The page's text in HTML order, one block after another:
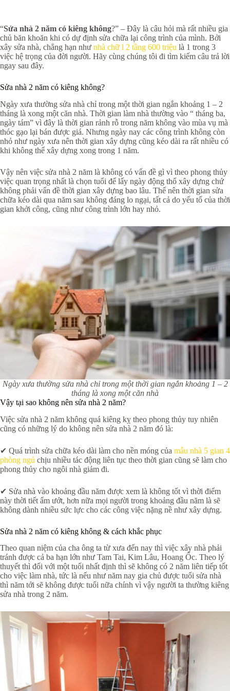
“Sửa nhà 2 năm có kiêng không?” – Đây là câu hỏi mà rất nhiều gia
chủ băn khoăn khi có dự định sửa chữa lại công trình của mình. Bởi
xây sửa nhà, chẳng hạn như nhà chữ l 2 tầng 600 triệu là 1 trong 3
việc hệ trọng của đời người. Hãy cùng chúng tôi đi tìm kiếm câu trả lời
ngay sau đây.
Sửa nhà 2 năm có kiêng không?
Ngày xưa thường sửa nhà chỉ trong một thời gian ngắn khoảng 1 – 2
tháng là xong một căn nhà. Thời gian làm nhà thường vào “ tháng ba,
ngày tám” vì đây là thời gian rảnh rỗ trong năm không vào mùa vụ mà
thóc gạo lại bán được giá. Nhưng ngày nay các công trình không còn
nhỏ như ngày xưa nên thời gian xây dựng cũng kéo dài ra rất nhiều có
khi không thể xây dựng xong trong 1 năm.
Vậy nên việc sửa nhà 2 năm là không có vấn đề gì vì theo phong thủy
việc quan trọng nhất là chọn tuổi để lấy ngày động thổ xây dựng chứ
không phải vấn đề thời gian xây dựng bao lâu. Thế nên thời gian sửa
chữa kéo dài qua năm sau không đáng lo ngại, tất cả do yếu tố của thời
gian khởi công, cũng như công trình lớn hay nhỏ.
Ngày xưa thường sửa nhà chỉ trong một thời gian ngắn khoảng 1 – 2
tháng là xong một căn nhà
Vậy tại sao không nên sửa nhà 2 năm?
Việc sửa nhà 2 năm không quá kiêng kỵ theo phong thủy tuy nhiên
cũng có những lý do không nên sửa nhà 2 năm đó là:
✔ Quá trình sửa chữa kéo dài làm cho nền móng của mẫu nhà 5 gian 4
phòng ngủ chịu nhiều tác động liên tục theo thời gian cũng sẽ làm cho
phong thủy cho ngôi nhà giảm đi.
✔ Sửa nhà vào khoảng đầu năm được xem là không tốt vì thời điểm
này thời tiết ẩm ướt, hơn nữa mọi người trong khoảng đầu năm là sẽ
không dành nhiều sức lực cho các công việc nặng nề như xây dựng.
Sửa nhà 2 năm có kiêng không & cách khắc phục
Theo quan niệm của cha ông ta từ xưa đến nay thì việc xây nhà phải
tránh được cả ba hạn lớn như Tam Tai, Kim Lâu, Hoang Ốc. Theo lý
thuyết thì đối với một tuổi nhất định thì sẽ không có 2 năm liên tiếp tốt
cho việc làm nhà, tức là nếu như năm nay gia chủ được tuổi sửa nhà
thì năm tới sẽ không được tuổi nữa chính vì vậy người ta thường kiêng
sửa nhà trong 2 năm.